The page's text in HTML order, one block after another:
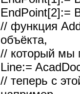
EndPoint[2]:=
// функция
объёкта,
// который мы
Line:=
// теперь с